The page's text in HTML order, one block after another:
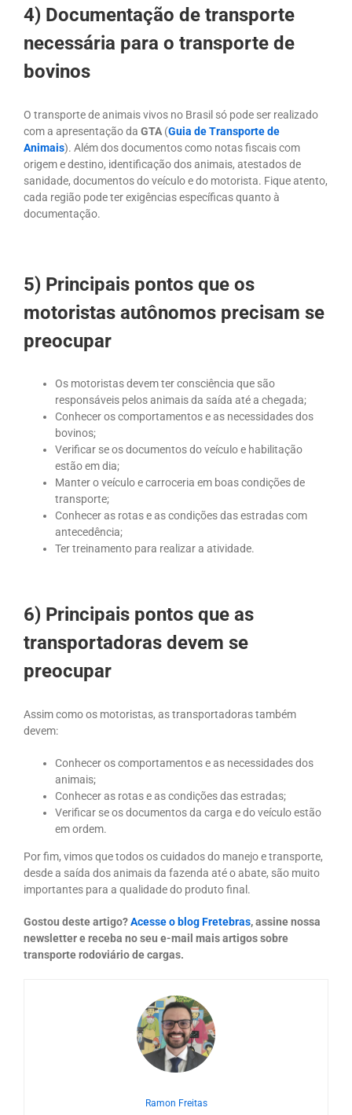
4) Documentação de transporte
necessária para o transporte de
bovinos
O transporte de animais vivos no Brasil só pode ser realizado
com a apresentação da GTA (Guia de Transporte de
Animais). Além dos documentos como notas fiscais com
origem e destino, identificação dos animais, atestados de
sanidade, documentos do veículo e do motorista. Fique atento,
cada região pode ter exigências específicas quanto à
documentação.
5) Principais pontos que os
motoristas autônomos precisam se
preocupar
Os motoristas devem ter consciência que são
responsáveis pelos animais da saída até a chegada;
Conhecer os comportamentos e as necessidades dos
bovinos;
Verificar se os documentos do veículo e habilitação
estão em dia;
Manter o veículo e carroceria em boas condições de
transporte;
Conhecer as rotas e as condições das estradas com
antecedência;
Ter treinamento para realizar a atividade.
6) Principais pontos que as
transportadoras devem se
preocupar
Assim como os motoristas, as transportadoras também
devem:
Conhecer os comportamentos e as necessidades dos
animais;
Conhecer as rotas e as condições das estradas;
Verificar se os documentos da carga e do veículo estão
em ordem.
Por fim, vimos que todos os cuidados do manejo e transporte,
desde a saída dos animais da fazenda até o abate, são muito
importantes para a qualidade do produto final.
Gostou deste artigo?Acesse o blog Fretebras, assine nossa
newsletter e receba no seu e-mail mais artigos sobre
transporte rodoviário de cargas.
Ramon Freitas